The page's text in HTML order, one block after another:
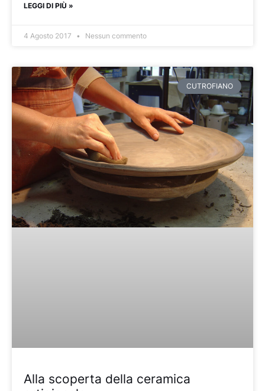
LEGGI DI PIÙ »
4 Agosto 2017 Nessun commento
CUTROFIANO
Alla scoperta della ceramica